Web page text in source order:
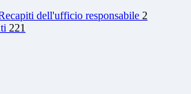
dell'ufficio responsabile 2
221